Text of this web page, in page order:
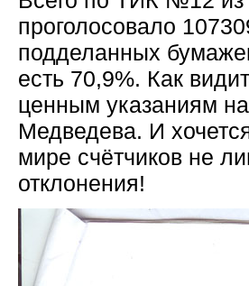
проголосовало
подделанных
есть 70,9%. Как
ценным указаниям
Медведева. И
мире счётчиков не
отклонения!